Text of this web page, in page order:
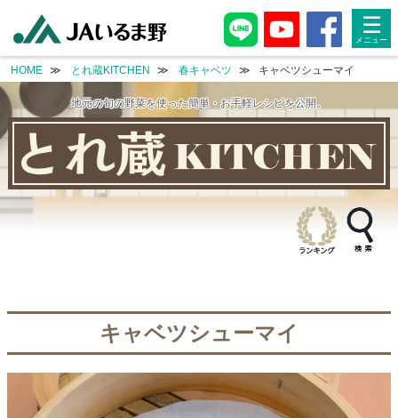
single-recipe.php
single-recipe.php
☰
HOME とれ蔵KITCHEN 春キャベツ キャベツシューマイ
地元の旬の野菜を使った簡単・お手軽レシピを公開。
キャベツシューマイ